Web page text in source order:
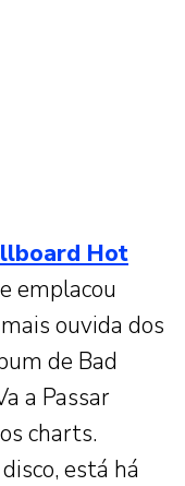
Hot
emplacou
ouvida dos
de Bad
a Passar
charts.
está há